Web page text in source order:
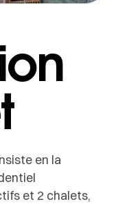
en la
et 2 chalets,